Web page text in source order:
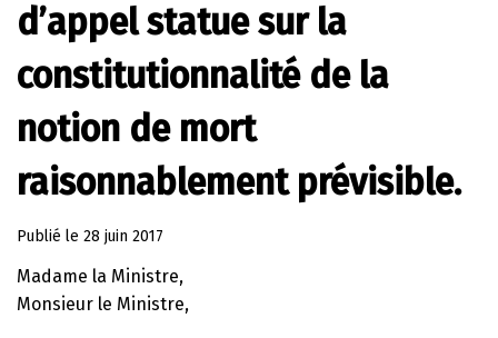
d’appel statue sur la
constitutionnalité de la
notion de mort
raisonnablement prévisible.
Publié le 28 juin 2017
Madame la Ministre,
Monsieur le Ministre,